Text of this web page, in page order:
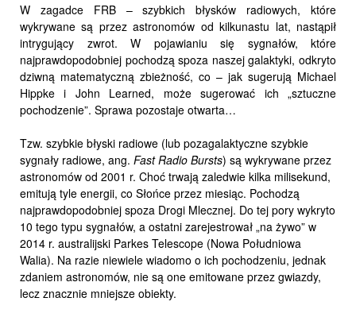
W zagadce FRB – szybkich błysków radiowych, które
wykrywane są przez astronomów od kilkunastu lat, nastąpił
intrygujący zwrot. W pojawianiu się sygnałów, które
najprawdopodobniej pochodzą spoza naszej galaktyki, odkryto
dziwną matematyczną zbieżność, co – jak sugerują Michael
Hippke i John Learned, może sugerować ich „sztuczne
pochodzenie”. Sprawa pozostaje otwarta…
Tzw. szybkie błyski radiowe (lub pozagalaktyczne szybkie
sygnały radiowe, ang. Fast Radio Bursts) są wykrywane przez
astronomów od 2001 r. Choć trwają zaledwie kilka milisekund,
emitują tyle energii, co Słońce przez miesiąc. Pochodzą
najprawdopodobniej spoza Drogi Mlecznej. Do tej pory wykryto
10 tego typu sygnałów, a ostatni zarejestrował „na żywo” w
2014 r. australijski Parkes Telescope (Nowa Południowa
Walia). Na razie niewiele wiadomo o ich pochodzeniu, jednak
zdaniem astronomów, nie są one emitowane przez gwiazdy,
lecz znacznie mniejsze obiekty.